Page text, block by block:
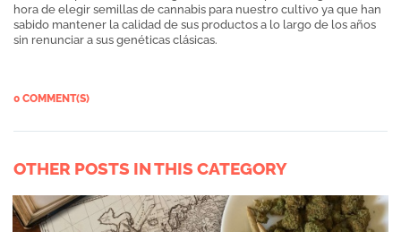
hora de elegir semillas de cannabis para nuestro cultivo ya que han
sabido mantener la calidad de sus productos a lo largo de los años
sin renunciar a sus genéticas clásicas.
0 COMMENT(S)
OTHER POSTS IN THIS CATEGORY